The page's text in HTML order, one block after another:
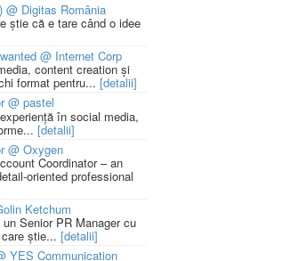
@ Digitas România
știe că e tare când o idee
@ Internet Corp
content creation și
format pentru... [detalii]
@ pastel
în social media,
[detalii]
@ Oxygen
Coordinator – an
oriented professional
Ketchum
Senior PR Manager cu
știe... [detalii]
YES Communication